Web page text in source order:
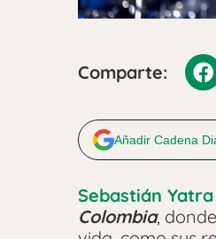
Comparte:
Añadir Cadena
Sebastián Yatra
Colombia,